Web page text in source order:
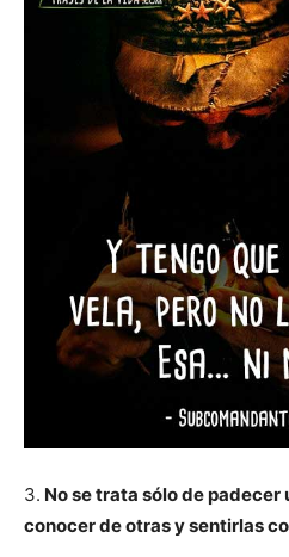
3. No se trata sólo de padecer
conocer de otras y sentirlas